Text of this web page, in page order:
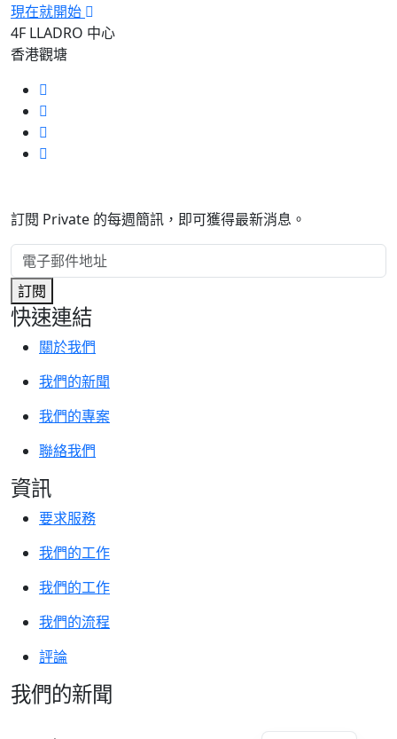
現在就開始
4F LLADRO 中心
香港觀塘
訂閱 Private 的每週簡訊，即可獲得最新消息。
訂閱
快速連結
關於我們
我們的新聞
我們的專案
聯絡我們
資訊
要求服務
我們的工作
我們的工作
我們的流程
評論
我們的新聞